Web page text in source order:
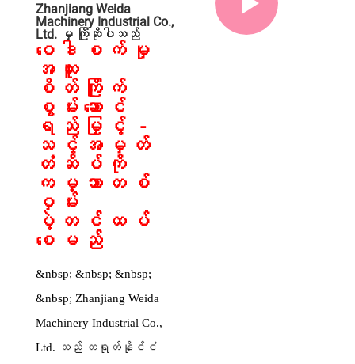
Zhanjiang Weida
Machinery Industrial Co.,
Ltd. မှ ကြိုဆိုပါသည်
ဝေဒါစက်မှု
အထူး
စိတ်ကြိုက်
စွမ်းဆောင်
ရည်မြှင့် -
သင့်အမှတ်
တံဆိပ်ကို
ကမ္ဘာတစ်
ဝှမ်း
ပဲ့တင်ထပ်
စေမည်
&nbsp; &nbsp; &nbsp;
&nbsp; Zhanjiang Weida
Machinery Industrial Co.,
Ltd. သည် တရုတ်နိုင်ငံ